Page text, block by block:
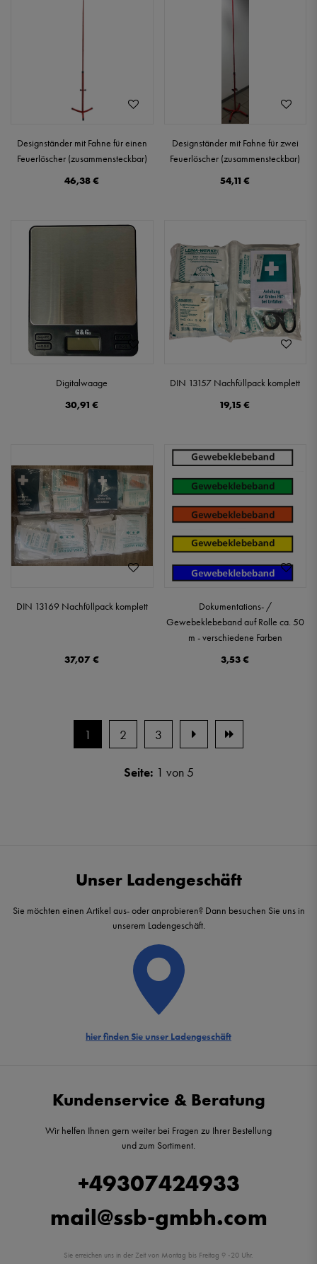
Designständer mit Fahne für einen
Feuerlöscher (zusammensteckbar)
46,38 €
Designständer mit Fahne für zwei
Feuerlöscher (zusammensteckbar)
54,11 €
Digitalwaage
30,91 €
DIN 13157 Nachfüllpack komplett
19,15 €
DIN 13169 Nachfüllpack komplett
37,07 €
Dokumentations- /
Gewebeklebeband auf Rolle ca. 50
m - verschiedene Farben
3,53 €
1 2 3
Seite: 1 von 5
Unser Ladengeschäft
Sie möchten einen Artikel aus- oder anprobieren? Dann besuchen Sie uns in
unserem Ladengeschäft.
hier finden Sie unser Ladengeschäft
Kundenservice & Beratung
Wir helfen Ihnen gern weiter bei Fragen zu Ihrer Bestellung
und zum Sortiment.
+49307424933
mail@ssb-gmbh.com
Sie erreichen uns in der Zeit von Montag bis Freitag 9 -20 Uhr.